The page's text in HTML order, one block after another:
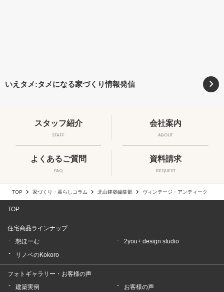
いえタメ:タメになる家づくり情報発信
スタッフ紹介
STAFF
会社案内
ABOUT
よくあるご質問
FAQ
資料請求
REQUEST
TOP 家づくり・暮らしコラム 北山建築編集部 ヴィンテージ・アンティーク
TOP
住宅商品ラインナップ
想ほーむ
2you+ design studio
リノベのKokoro
フォトギャラリー・お客様の声
建築実例
お客様の声